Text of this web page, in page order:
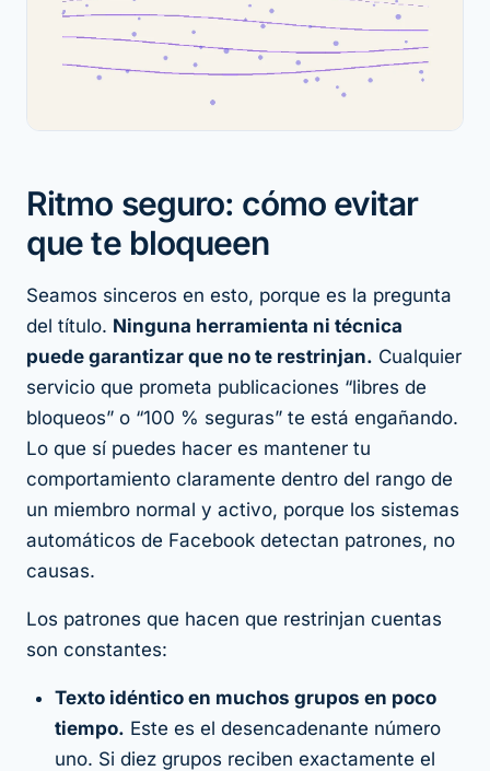
Ritmo seguro: cómo evitar
que te bloqueen
Seamos sinceros en esto, porque es la pregunta
del título. Ninguna herramienta ni técnica
puede garantizar que no te restrinjan. Cualquier
servicio que prometa publicaciones “libres de
bloqueos” o “100 % seguras” te está engañando.
Lo que sí puedes hacer es mantener tu
comportamiento claramente dentro del rango de
un miembro normal y activo, porque los sistemas
automáticos de Facebook detectan patrones, no
causas.
Los patrones que hacen que restrinjan cuentas
son constantes:
Texto idéntico en muchos grupos en poco
tiempo. Este es el desencadenante número
uno. Si diez grupos reciben exactamente el